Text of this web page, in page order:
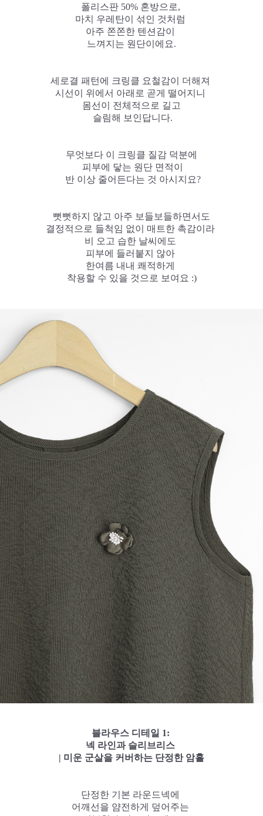
폴리스판 50% 혼방으로,
마치 우레탄이 섞인 것처럼
아주 쫀쫀한 텐션감이
느껴지는 원단이에요.
세로결 패턴에 크링클 요철감이 더해져
시선이 위에서 아래로 곧게 떨어지니
몸선이 전체적으로 길고
슬림해 보인답니다.
무엇보다 이 크링클 질감 덕분에
피부에 닿는 원단 면적이
반 이상 줄어든다는 것 아시지요?
뻣뻣하지 않고 아주 보들보들하면서도
결정적으로 들척임 없이 매트한 촉감이라
비 오고 습한 날씨에도
피부에 들러붙지 않아
한여름 내내 쾌적하게
착용할 수 있을 것으로 보여요 :)
블라우스 디테일 1:
넥 라인과 슬리브리스
| 미운 군살을 커버하는 단정한 암홀
단정한 기본 라운드넥에
어깨선을 얌전하게 덮어주는